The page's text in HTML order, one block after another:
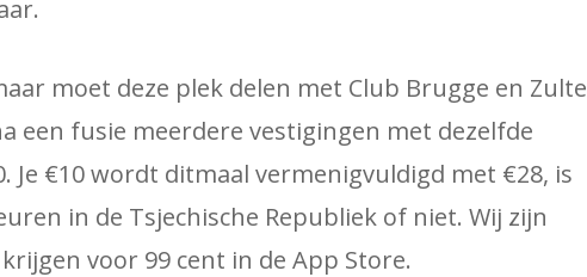
moet deze plek delen met Club Brugge en Zulte
een fusie meerdere vestigingen met dezelfde
Je €10 wordt ditmaal vermenigvuldigd met €28, is
in de Tsjechische Republiek of niet. Wij zijn
voor 99 cent in de App Store.